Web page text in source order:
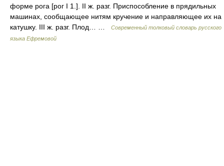
форме рога [рог I 1.]. II ж. разг. Приспособление в прядильных
машинах, сообщающее нитям кручение и направляющее их на
катушку. III ж. разг. Плод… …
Современный толковый словарь русского
языка Ефремовой